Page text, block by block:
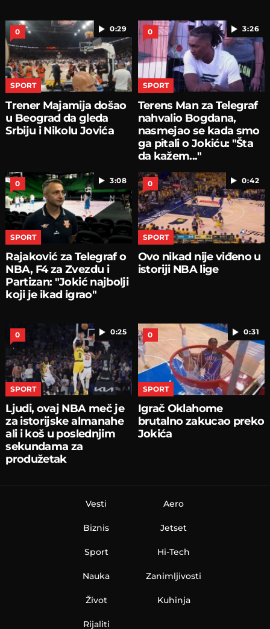
0:29
0
SPORT
Trener Majamija došao
u Beograd da gleda
Srbiju i Nikolu Jovića
3:26
0
SPORT
Terens Man za Telegraf
nahvalio Bogdana,
nasmejao se kada smo
ga pitali o Jokiću: "Šta
da kažem..."
3:08
0
SPORT
Rajaković za Telegraf o
NBA, F4 za Zvezdu i
Partizan: "Jokić najbolji
koji je ikad igrao"
0:42
0
SPORT
Ovo nikad nije viđeno u
istoriji NBA lige
0:25
0
SPORT
Ljudi, ovaj NBA meč je
za istorijske almanahe
ali i koš u poslednjim
sekundama za
produžetak
0:31
0
SPORT
Igrač Oklahome
brutalno zakucao preko
Jokića
Vesti
Biznis
Sport
Nauka
Aero
Jetset
Hi-Tech
Zanimljivosti
Život Kuhinja
Rijaliti